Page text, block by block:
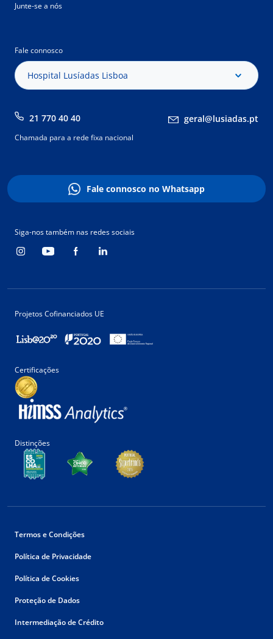
Junte-se a nós
Fale connosco
Hospital Lusíadas Lisboa
21 770 40 40 geral@lusiadas.pt
Chamada para a rede fixa nacional
Fale connosco no Whatsapp
Siga-nos também nas redes sociais
Projetos Cofinanciados UE
Certificações
Distinções
Termos e Condições
Política de Privacidade
Política de Cookies
Proteção de Dados
Intermediação de Crédito